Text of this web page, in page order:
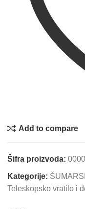
Add to compare
Šifra proizvoda:
Kategorije:
Teleskopsko vratilo i